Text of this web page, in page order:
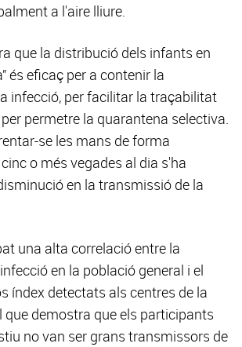
a l'aire lliure.
que la distribució dels infants en
és eficaç per a contenir la
infecció, per facilitar la traçabilitat
permetre la quarantena selectiva.
se les mans de forma
o més vegades al dia s'ha
en la transmissió de la
una alta correlació entre la
en la població general i el
índex detectats als centres de la
que demostra que els participants
no van ser grans transmissors de